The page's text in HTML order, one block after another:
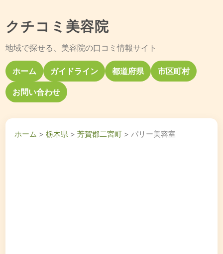
クチコミ美容院
地域で探せる、美容院の口コミ情報サイト
ホーム ガイドライン 都道府県 市区町村
お問い合わせ
ホーム >栃木県 >芳賀郡二宮町 > パリー美容室